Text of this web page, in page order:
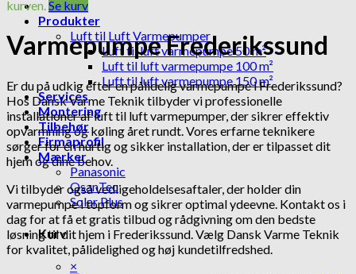
Produkter
Luft til Luft Varmepumper
Luft til luft varmepumpe 50 m²
Luft til luft varmepumpe 100 m²
Luft til luft varmepumpe 150 m²
Services
Montering
Tilbehør
Firmaprofil
Mærker
Panasonic
QsanTec
Solar Plus
Kurv
×
kurven.Se kurv
Varmepumpe Frederikssund
Er du på udkig efter en pålidelig varmepumpe i Frederikssund?
Hos Dansk Varme Teknik tilbyder vi professionelle
installationer af luft til luft varmepumper, der sikrer effektiv
opvarmning og køling året rundt. Vores erfarne teknikere
sørger for en hurtig og sikker installation, der er tilpasset dit
hjem og dine behov.
Vi tilbyder også vedligeholdelsesaftaler, der holder din
varmepumpe i topform og sikrer optimal ydeevne. Kontakt os i
dag for at få et gratis tilbud og rådgivning om den bedste
løsning til dit hjem i Frederikssund. Vælg Dansk Varme Teknik
for kvalitet, pålidelighed og høj kundetilfredshed.